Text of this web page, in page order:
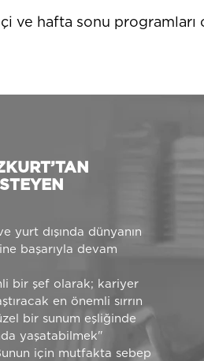
ve hafta sonu
yurt dışında dünyanın
başarıyla devam
bir şef olarak; kariyer
en önemli sırrın
bir sunum eşliğinde
yaşatabilmek"
için mutfakta sebep